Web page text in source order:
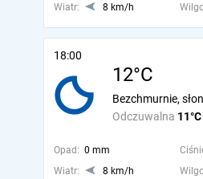
Wiatr:
8 km/h
18:00
12°C
Odczuwalna 11°C
Bezchmurnie,
Opad: 0 mm
Wiatr:
8 km/h